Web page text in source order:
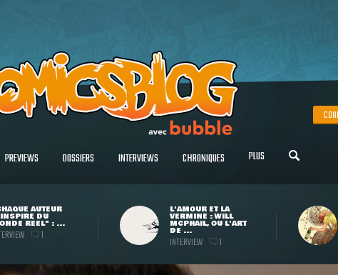
PREVIEWS DOSSIERS INTERVIEWS CHRONIQUES PLUS
AUTEUR
DU
RÉEL" : ...
1
L'AMOUR ET LA
VERMINE : WILL
MCPHAIL, OU L'ART
DE ...
INTERVIEW 1